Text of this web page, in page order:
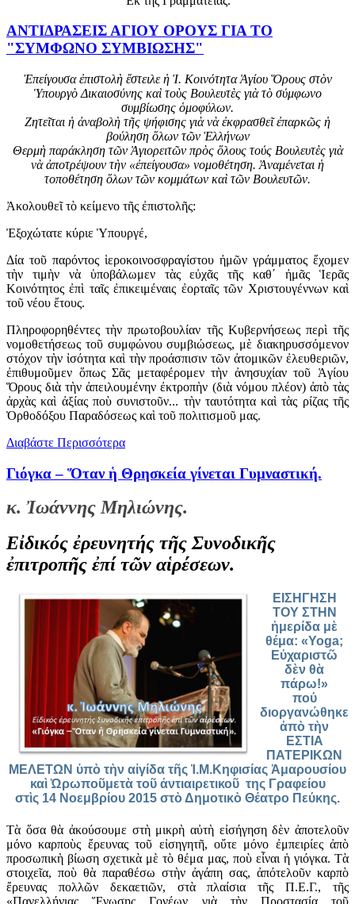
ΑΝΤΙΔΡΑΣΕΙΣ ΑΓΙΟΥ ΟΡΟΥΣ ΓΙΑ ΤΟ
"ΣΥΜΦΩΝΟ ΣΥΜΒΙΩΣΗΣ"
Ἐπείγουσα ἐπιστολὴ ἔστειλε ἡ Ἱ. Κοινότητα Ἁγίου Ὅρους στὸν
Ὑπουργὸ Δικαιοσύνης καὶ τοὺς Βουλευτὲς γιὰ τὸ σύμφωνο
συμβίωσης ὁμοφύλων.
Ζητεῖται ἡ ἀναβολὴ τῆς ψήφισης γιὰ νὰ ἐκφρασθεῖ ἐπαρκῶς ἡ
βούληση ὅλων τῶν Ἑλλήνων
Θερμὴ παράκληση τῶν Ἁγιορειτῶν πρὸς ὅλους τούς Βουλευτὲς γιὰ
νὰ ἀποτρέψουν τὴν «ἐπείγουσα» νομοθέτηση. Ἀναμένεται ἡ
τοποθέτηση ὅλων τῶν κομμάτων καὶ τῶν Βουλευτῶν.
Ἀκολουθεῖ τὸ κείμενο τῆς ἐπιστολῆς:
Ἐξοχώτατε κύριε Ὑπουργέ,
Δία τοῦ παρόντος ἱεροκοινοσφραγίστου ἠμῶν γράμματος ἔχομεν
τὴν τιμὴν νὰ ὑποβάλωμεν τὰς εὐχᾶς τῆς καθ΄ ἠμᾶς Ἱερᾶς
Κοινότητος ἐπὶ ταῖς ἐπικειμέναις ἐορταῖς τῶν Χριστουγέννων καὶ
τοῦ νέου ἔτους.
Πληροφορηθέντες τὴν πρωτοβουλίαν τῆς Κυβερνήσεως περὶ τῆς
νομοθετήσεως τοῦ συμφώνου συμβιώσεως, μὲ διακηρυσσόμενον
στόχον τὴν ἰσότητα καὶ τὴν προάσπισιν τῶν ἀτομικῶν ἐλευθεριῶν,
ἐπιθυμοῦμεν ὅπως Σᾶς μεταφέρομεν τὴν ἀνησυχίαν τοῦ Ἁγίου
Ὅρους διὰ τὴν ἀπειλουμένην ἐκτροπὴν (διὰ νόμου πλέον) ἀπὸ τὰς
ἀρχὰς καὶ ἀξίας ποὺ συνιστοῦν... τὴν ταυτότητα καὶ τὰς ρίζας τῆς
Ὀρθοδόξου Παραδόσεως καὶ τοῦ πολιτισμοῦ μας.
Διαβάστε Περισσότερα
Γιόγκα – Ὅταν ἡ Θρησκεία γίνεται Γυμναστική.
κ. Ἰωάννης Μηλιώνης.
Εἰδικός ἐρευνητής τῆς Συνοδικῆς
ἐπιτροπῆς ἐπί τῶν αἱρέσεων.
ΕΙΣΗΓΗΣΗ
TOY ΣΤΗΝ
ἡμερίδα μὲ
θέμα: «Yoga;
Εὐχαριστῶ
δὲν θὰ
πάρω!»
πού
διοργανώθηκε
ἀπὸ τὴν
ΕΣΤΙΑ
ΠΑΤΕΡΙΚΩΝ
ΜΕΛΕΤΩΝ ὑπὸ τὴν αἰγίδα τῆς Ἱ.Μ.Κηφισίας Ἀμαρουσίου
καὶ Ὠρωποῦμετὰ τοῦ ἀντιαιρετικοῦ της Γραφείου
στὶς 14 Νοεμβρίου 2015 στὸ Δημοτικὸ Θέατρο Πεύκης.
Τὰ ὅσα θὰ ἀκούσουμε στὴ μικρὴ αὐτὴ εἰσήγηση δὲν ἀποτελοῦν
μόνο καρποὺς ἔρευνας τοῦ εἰσηγητῆ, οὔτε μόνο ἐμπειρίες ἀπὸ
προσωπικὴ βίωση σχετικὰ μὲ τὸ θέμα μας, ποὺ εἶναι ἡ γιόγκα.Τὰ
στοιχεῖα, ποὺ θὰ παραθέσω στὴν ἀγάπη σας, ἀπότελοῦν καρπὸ
ἔρευνας πολλῶν δεκαετιῶν, στὰ πλαίσια τῆς Π.Ε.Γ., τῆς
«Πανελλήνιας Ἕνωσης Γονέων γιὰ τὴν Προστασία τοῦ